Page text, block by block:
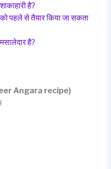
है?
को पहले से तैयार किया जा सकता
है?
Angara recipe)